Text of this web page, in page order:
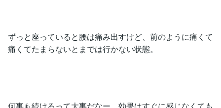
ずっと座っていると腰は痛み出すけど、前のように痛くて
痛くてたまらないとまでは行かない状態。
何事も続けるって大事だなー、効果はすぐに感じなくても